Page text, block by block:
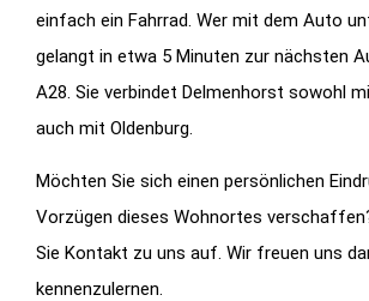
einfach ein Fahrrad. Wer mit dem Auto
gelangt in etwa 5 Minuten zur nächsten
A28. Sie verbindet Delmenhorst sowohl
auch mit Oldenburg.
Möchten Sie sich einen persönlichen
Vorzügen dieses Wohnortes
Sie Kontakt zu uns auf. Wir freuen uns
kennenzulernen.